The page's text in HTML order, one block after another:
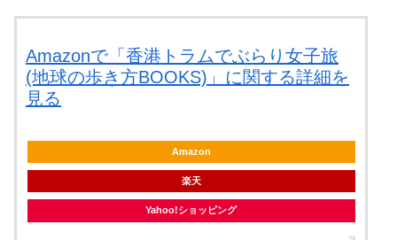
Amazonで「香港トラムでぶらり女子旅
(地球の歩き方BOOKS)」に関する詳細を
見る
Amazon
楽天
Yahoo!ショッピング